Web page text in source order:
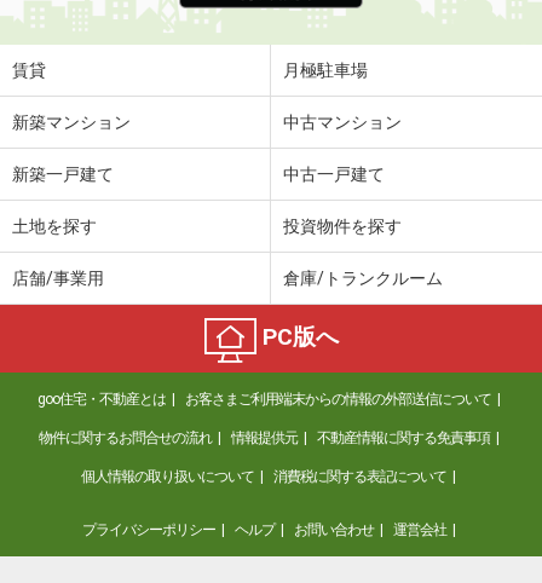
賃貸 月極駐車場
新築マンション 中古マンション
新築一戸建て 中古一戸建て
土地を探す 投資物件を探す
店舗/事業用 倉庫/トランクルーム
PC版へ
goo住宅・不動産とは お客さまご利用端末からの情報の外部送信について
物件に関するお問合せの流れ 情報提供元 不動産情報に関する免責事項
個人情報の取り扱いについて 消費税に関する表記について
プライバシーポリシー ヘルプ お問い合わせ 運営会社